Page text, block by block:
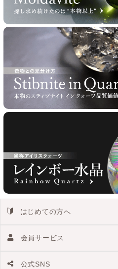
はじめての方へ
会員サービス
公式SNS